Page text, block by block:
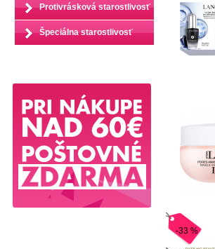
Protivrásková starostlivosť
Špeciálna starostlivosť
-33 %